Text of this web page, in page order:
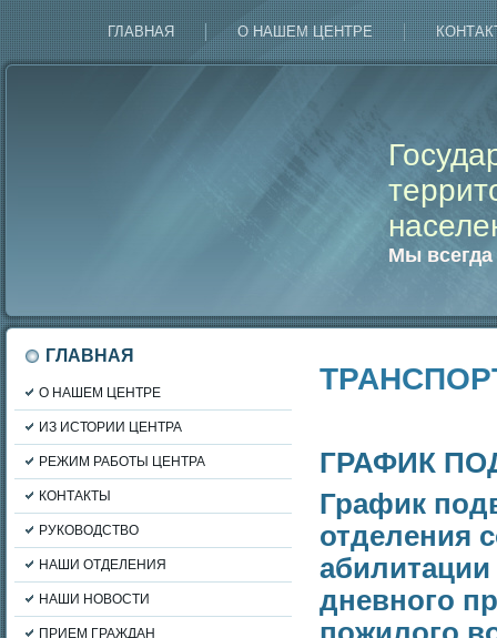
ГЛАВНАЯ О НАШЕМ ЦЕНТРЕ
Мы
ГЛАВНАЯ
О НАШЕМ ЦЕНТРЕ
ИЗ ИСТОРИИ ЦЕНТРА
РЕЖИМ РАБОТЫ ЦЕНТРА
КОНТАКТЫ
РУКОВОДСТВО
НАШИ ОТДЕЛЕНИЯ
НАШИ НОВОСТИ
ПРИЕМ ГРАЖДАН
ГРАФИК
График
отделения
дневного